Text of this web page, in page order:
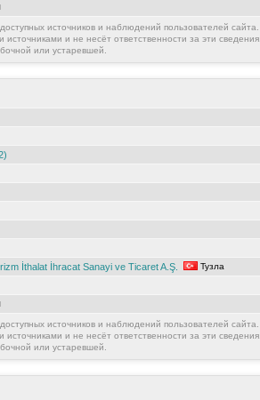
источников и наблюдений пользователей сайта.
и не несёт ответственности за эти сведения.
или устаревшей.
İthalat İhracat Sanayi ve Ticaret A.Ş. Тузла
источников и наблюдений пользователей сайта.
и не несёт ответственности за эти сведения.
или устаревшей.